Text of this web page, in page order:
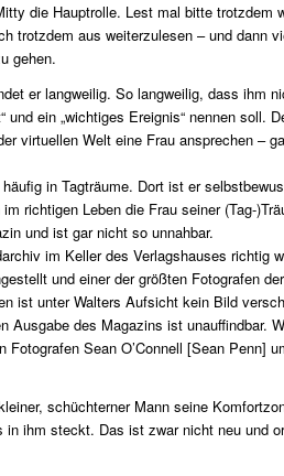
die Hauptrolle. Lest mal bitte trotzdem
trotzdem aus weiterzulesen – und dann
gehen.
er langweilig. So langweilig, dass ihm
ein „wichtiges Ereignis“ nennen soll.
virtuellen Welt eine Frau ansprechen –
in Tagträume. Dort ist er
richtigen Leben die Frau seiner (Tag-
und ist gar nicht so unnahbar.
im Keller des Verlagshauses richtig
und einer der größten Fotografen
ist unter Walters Aufsicht kein Bild
Ausgabe des Magazins ist unauffindbar.
Sean O’Connell [Sean Penn]
schüchterner Mann seine
ihm steckt. Das ist zwar nicht neu und